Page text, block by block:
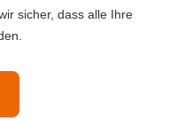
sicher, dass alle Ihre